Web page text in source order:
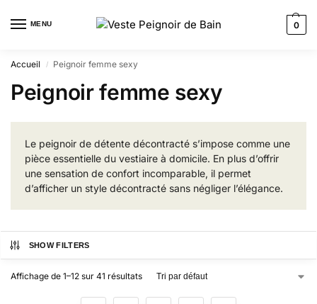
MENU 0
Accueil / Peignoir femme sexy
Peignoir femme sexy
Le peignoir de détente décontracté s’impose comme une
pièce essentielle du vestiaire à domicile. En plus d’offrir
une sensation de confort incomparable, il permet
d’afficher un style décontracté sans négliger l’élégance.
SHOW FILTERS
Affichage de 1–12 sur 41 résultats